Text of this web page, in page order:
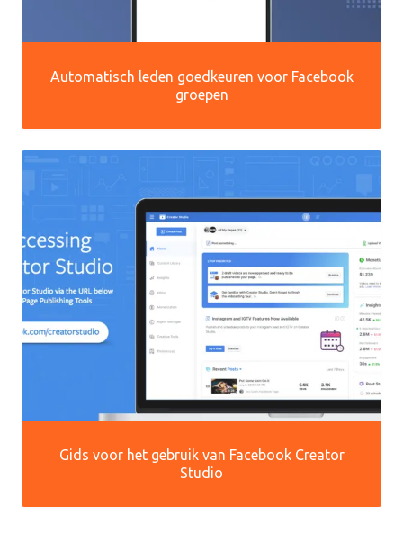
Automatisch leden goedkeuren voor Facebook
groepen
Gids voor het gebruik van Facebook Creator
Studio